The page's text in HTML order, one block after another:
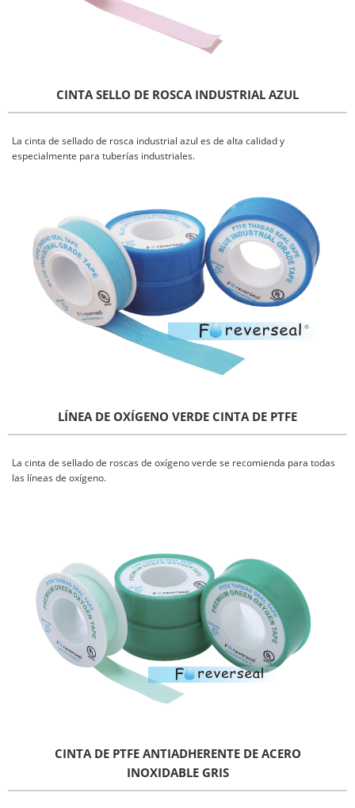
CINTA SELLO DE ROSCA INDUSTRIAL AZUL
La cinta de sellado de rosca industrial azul es de alta calidad y
especialmente para tuberías industriales.
LÍNEA DE OXÍGENO VERDE CINTA DE PTFE
La cinta de sellado de roscas de oxígeno verde se recomienda para todas
las líneas de oxígeno.
CINTA DE PTFE ANTIADHERENTE DE ACERO
INOXIDABLE GRIS